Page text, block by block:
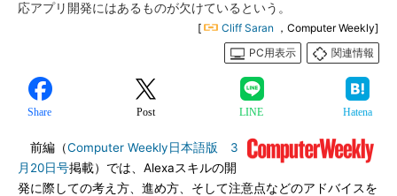
応アプリ開発にはあるものが欠けているという。
[ Cliff Saran ，Computer Weekly]
PC用表示
関連情報
Share Post LINE Hatena
前編（Computer Weekly日本語版 3
月20日号掲載）では、Alexaスキルの開
発に際しての考え方、進め方、そして注意点などのアドバイスを